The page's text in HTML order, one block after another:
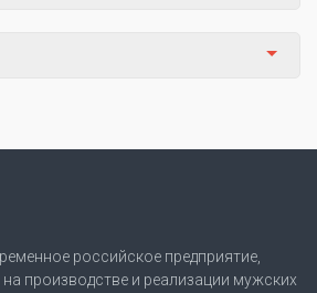
российское предприятие,
производстве и реализации мужских